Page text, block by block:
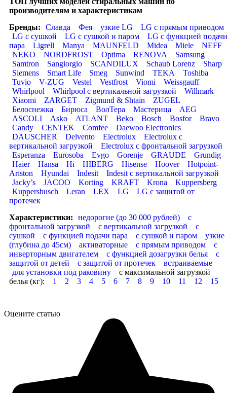
производителям и характеристикам
Бренды:
Славда Фея узкие LG
LG с прямым приводом
LG с сушкой
LG с сушкой и паром
LG с функцией подачи
пара
Ligrell Manya MAUNFELD Midea Miele
NEFF
NEKO
NORDFROST Optima RENOVA
Samsung
Samtron
Sangiorgio SCANDILUX Schaub Lorenz
Sharp
Siemens
Smart Life Smeg Sunwind TEKA
Toshiba
Tuvio
V-ZUG Vestel Vestfrost Viomi
Weissgauff
Whirlpool
Whirlpool с вертикальной загрузкой
Willmark
Xiaomi
ZARGET Zigmund & Shtain
ZUGEL
Белоснежка
Бирюса ВолТера Мастерица
AEG
ASCOLI
Asko ATLANT Beko Bosch Bosfor
Bravo
Candy
CENTEK Comfee
Daewoo Electronics
DAUSCHER
Delvento Electrolux
Electrolux с
вертикальной загрузкой
Electrolux с фронтальной загрузкой
Esperanza
Eurosoba Evgo Gorenje GRAUDE
Grundig
Haier
Hansa Hi HIBERG Hisense Hoover
Hotpoint-
Ariston
Hyundai Indesit
Indesit с вертикальной загрузкой
Jacky’s
JACOO Korting KRAFT Krona
Kuppersberg
Kuppersbusch
Leran LEX LG
LG с защитой от
протечек
Характеристики:
недорогие (до 30 000 рублей)
с
фронтальной загрузкой
с вертикальной загрузкой
с
сушкой
с функцией подачи пара с сушкой и паром
узкие
(глубина до 45см)
активаторные с прямым приводом
с
инверторным двигателем
с функцией дозагрузки белья
с
защитой от детей
с защитой от протечек
встраиваемые
для установки под раковину
с максимальной загрузкой
белья (кг):
1 2 3 4 5 6 7 8 9 10 11 12 15
Оцените статью